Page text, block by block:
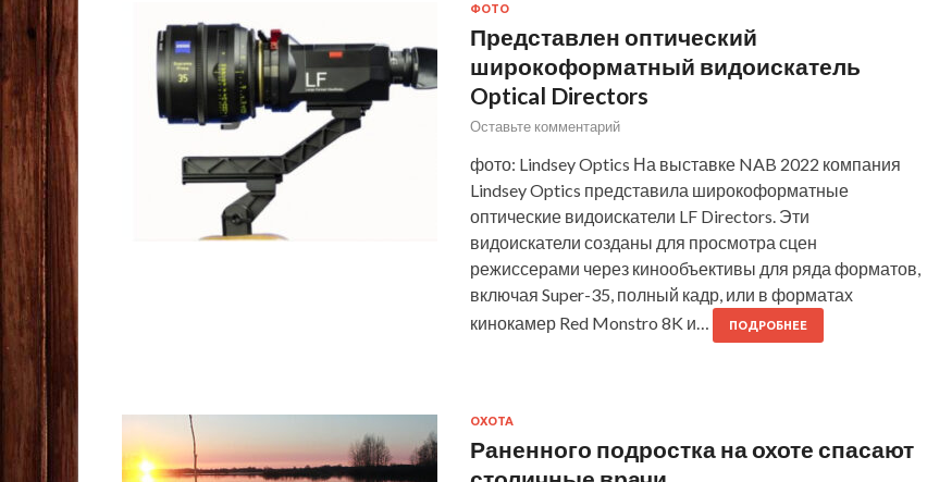
ФОТО
Представлен оптический
широкоформатный видоискатель
Optical Directors
Оставьте комментарий
фото: Lindsey Optics На выставке NAB 2022 компания
Lindsey Optics представила широкоформатные
оптические видоискатели LF Directors. Эти
видоискатели созданы для просмотра сцен
режиссерами через кинообъективы для ряда форматов,
включая Super-35, полный кадр, или в форматах
кинокамер Red Monstro 8K и…
ПОДРОБНЕЕ
ОХОТА
Раненного подростка на охоте спасают